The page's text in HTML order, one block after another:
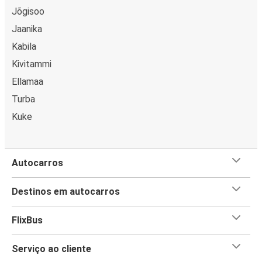
Jõgisoo
Jaanika
Kabila
Kivitammi
Ellamaa
Turba
Kuke
Autocarros
Destinos em autocarros
FlixBus
Serviço ao cliente